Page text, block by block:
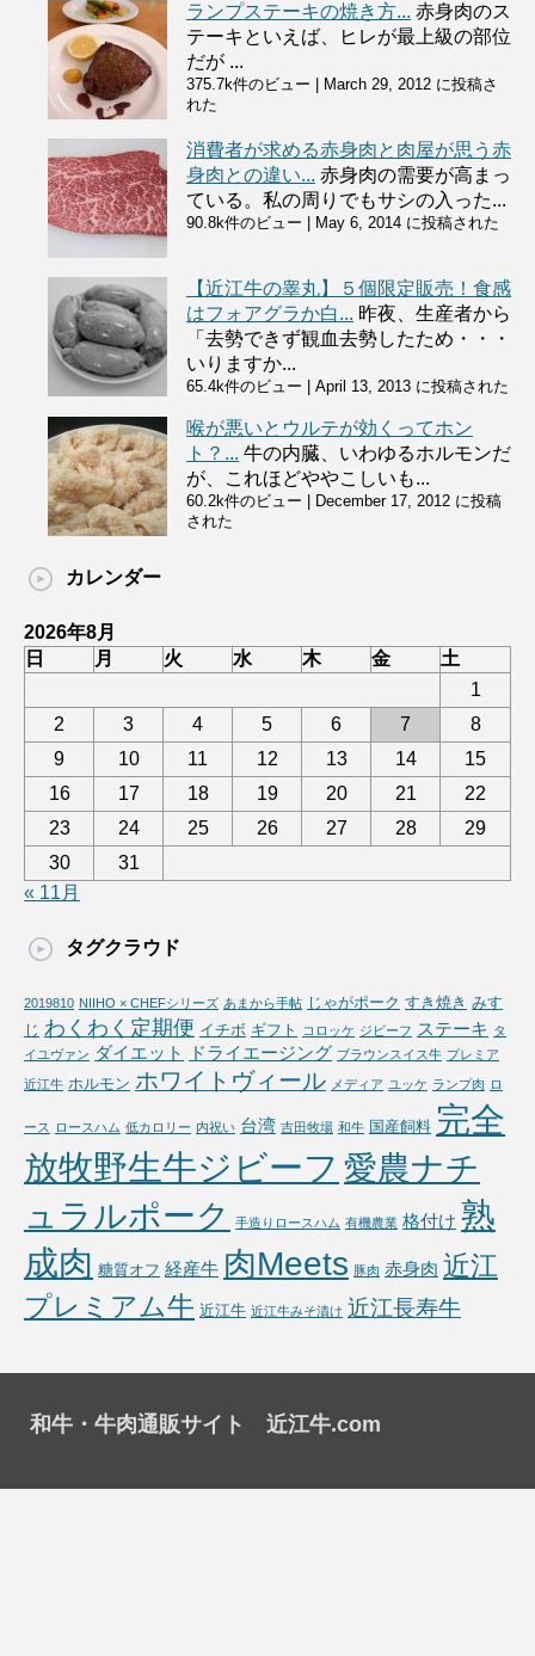
ランプステーキの焼き方... 赤身肉のス
テーキといえば、ヒレが最上級の部位
だが ...
375.7k件のビュー
March 29, 2012 に投稿さ
れた
消費者が求める赤身肉と肉屋が思う赤
身肉との違い... 赤身肉の需要が高まっ
ている。私の周りでもサシの入った...
90.8k件のビュー May 6, 2014 に投稿された
【近江牛の睾丸】５個限定販売！食感
はフォアグラか白... 昨夜、生産者から
「去勢できず観血去勢したため・・・
いりますか...
65.4k件のビュー April 13, 2013 に投稿された
喉が悪いとウルテが効くってホン
ト？... 牛の内臓、いわゆるホルモンだ
が、これほどややこしいも...
60.2k件のビュー
December 17, 2012 に投稿
された
カレンダー
2026年8月
日
月 火 水 木 金
土
1
2
3 4 5 6 7
8
9
10 11 12 13 14
15
16
17 18 19 20 21
22
23
24 25 26 27 28
29
30
31
« 11月
タグクラウド
2019810 NIIHO × CHEFシリーズ あまから手帖 じゃがポーク すき焼き みす
じ わくわく定期便 イチボ ギフト コロッケ ジビーフ ステーキ タ
イユヴァン ダイエット ドライエージング ブラウンスイス牛 プレミア
近江牛 ホルモン ホワイトヴィール メディア ユッケ ランプ肉 ロ
ース ロースハム 低カロリー 内祝い 台湾 吉田牧場 和牛 国産飼料 完全
放牧野生牛ジビーフ 愛農ナチ
ュラルポーク
手造りロースハム 有機農業 格付け 熟
成肉 糖質オフ 経産牛 肉Meets 豚肉 赤身肉 近江
プレミアム牛 近江牛 近江牛みそ漬け 近江長寿牛
和牛・牛肉通販サイト 近江牛.com